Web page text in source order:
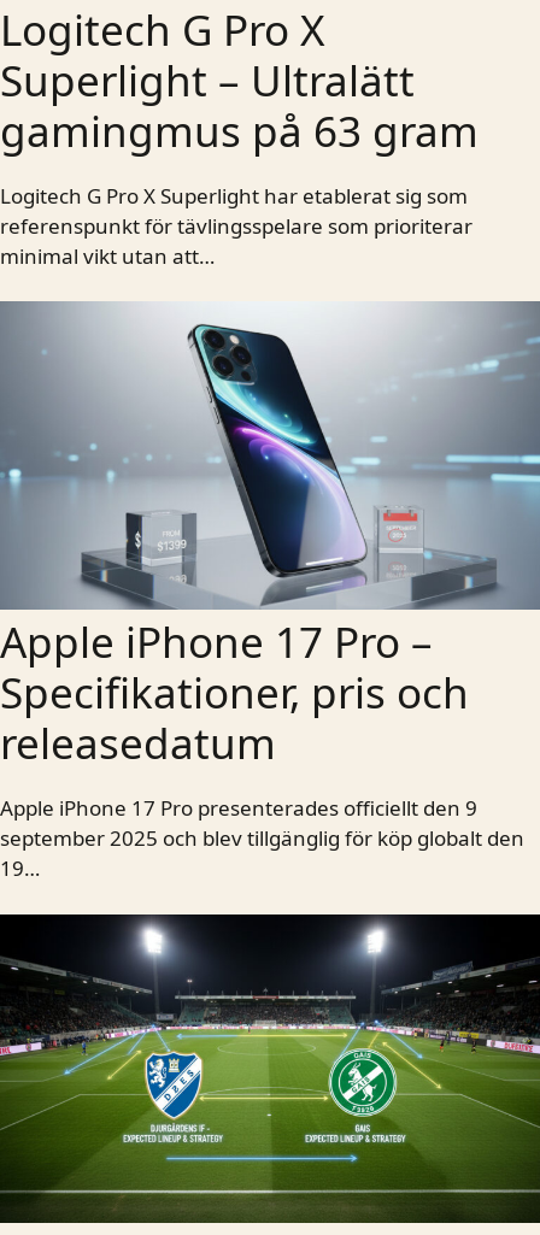
Logitech G Pro X
Superlight – Ultralätt
gamingmus på 63 gram
Logitech G Pro X Superlight har etablerat sig som
referenspunkt för tävlingsspelare som prioriterar
minimal vikt utan att…
Apple iPhone 17 Pro –
Specifikationer, pris och
releasedatum
Apple iPhone 17 Pro presenterades officiellt den 9
september 2025 och blev tillgänglig för köp globalt den
19…